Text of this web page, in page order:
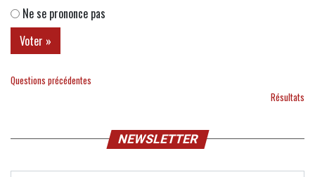
Ne se prononce pas
Questions précédentes
Résultats
NEWSLETTER